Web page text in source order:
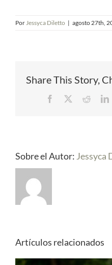
Por Jessyca Diletto | agosto 27th,
Share This Story,
Facebook Reddit
Sobre el Autor: Jessyca
Artículos relacionados